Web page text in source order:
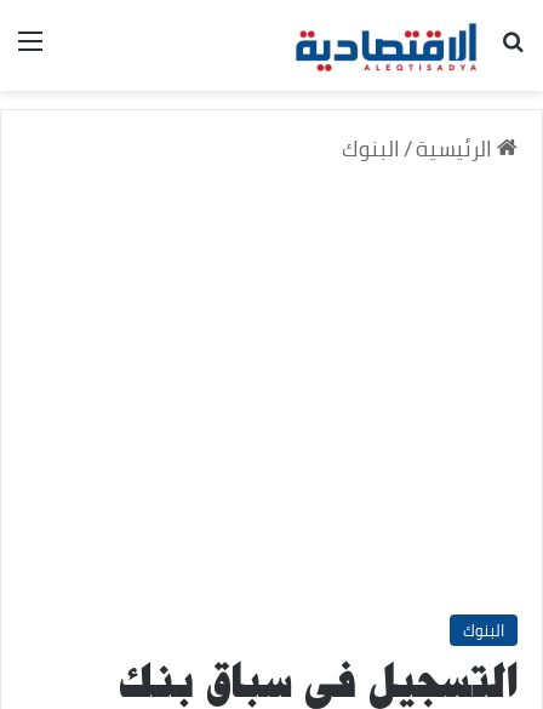
بحث عن
الرئيسية/البنوك
البنوك
التسجيل في سباق بنك